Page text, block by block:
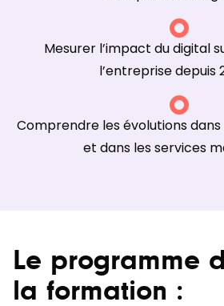
Mesurer l’impact du digital
l’entreprise depuis
Comprendre les évolutions
et dans les services
Le programme
la formation :